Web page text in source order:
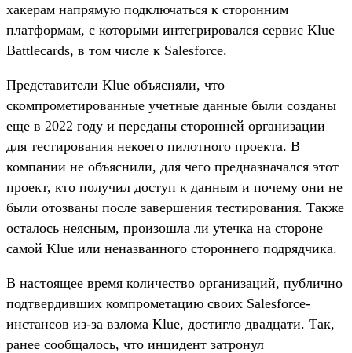
хакерам напрямую подключаться к сторонним
платформам, с которыми интегрировался сервис Klue
Battlecards, в том числе к Salesforce.
Представители Klue объясняли, что
скомпрометированные учетные данные были созданы
еще в 2022 году и переданы сторонней организации
для тестирования некоего пилотного проекта. В
компании не объяснили, для чего предназначался этот
проект, кто получил доступ к данным и почему они не
были отозваны после завершения тестирования. Также
осталось неясным, произошла ли утечка на стороне
самой Klue или неназванного стороннего подрядчика.
В настоящее время количество организаций, публично
подтвердивших компрометацию своих Salesforce-
инстансов из-за взлома Klue, достигло двадцати. Так,
ранее сообщалось, что инцидент затронул